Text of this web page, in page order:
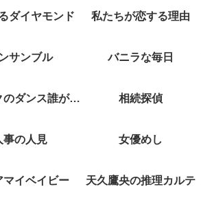
ダイヤモンド 私たちが恋する理由
サンブル バニラな毎日
クジャクのダンス誰が見た？ 相続探偵
事の人見 女優めし
マイベイビー 天久鷹央の推理カルテ